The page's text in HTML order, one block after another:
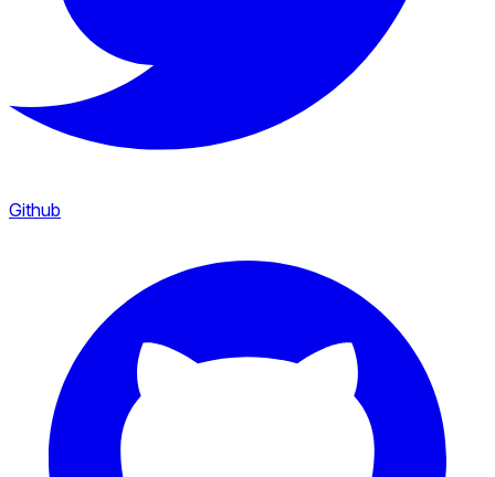
Github